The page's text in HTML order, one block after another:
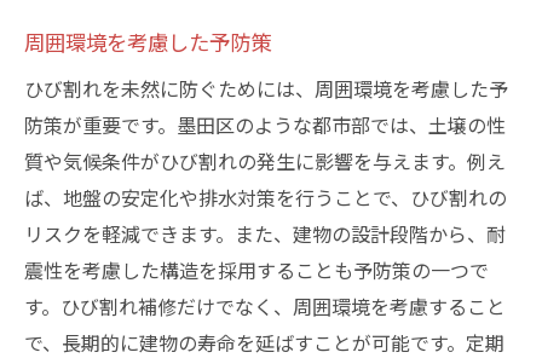
周囲環境を考慮した予防策
ひび割れを未然に防ぐためには、周囲環境を考慮した予
防策が重要です。墨田区のような都市部では、土壌の性
質や気候条件がひび割れの発生に影響を与えます。例え
ば、地盤の安定化や排水対策を行うことで、ひび割れの
リスクを軽減できます。また、建物の設計段階から、耐
震性を考慮した構造を採用することも予防策の一つで
す。ひび割れ補修だけでなく、周囲環境を考慮すること
で、長期的に建物の寿命を延ばすことが可能です。定期